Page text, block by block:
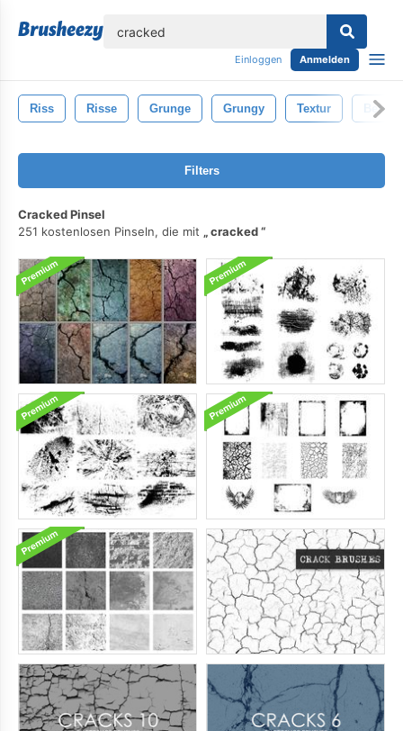
Einloggen Anmelden
Riss Risse Grunge Grungy Textur Beton
Filters
Cracked Pinsel
251 kostenlosen Pinseln, die mit
cracked